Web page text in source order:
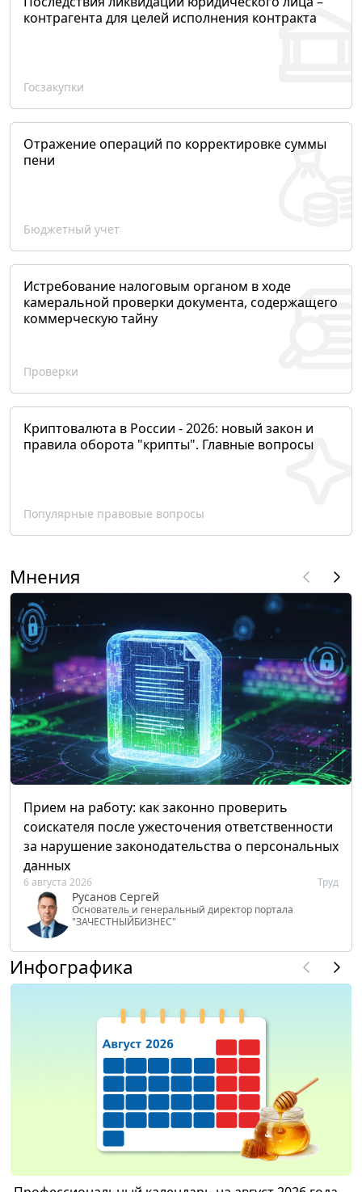
контрагента для целей исполнения контракта
Госзакупки
Отражение операций по корректировке суммы
пени
Бюджетный учет
Истребование налоговым органом в ходе
камеральной проверки документа, содержащего
коммерческую тайну
Проверки
Криптовалюта в России - 2026: новый закон и
правила оборота "крипты". Главные вопросы
Популярные правовые вопросы
Мнения
Прием на работу: как законно проверить
соискателя после ужесточения ответственности
за нарушение законодательства о персональных
данных
6 августа 2026 Труд
Русанов Сергей
Основатель и генеральный директор портала
"ЗАЧЕСТНЫЙБИЗНЕС"
Инфографика